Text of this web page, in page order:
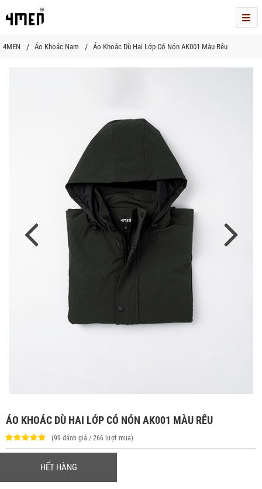
4MEN Áo Khoác Nam Áo Khoác Dù Hai Lớp Có Nón AK001 Màu Rêu
ÁO KHOÁC DÙ HAI LỚP CÓ NÓN AK001 MÀU RÊU
(99 đánh giá / 266 lượt mua)
HẾT HÀNG